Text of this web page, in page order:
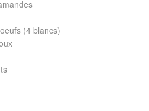
(4 blancs)